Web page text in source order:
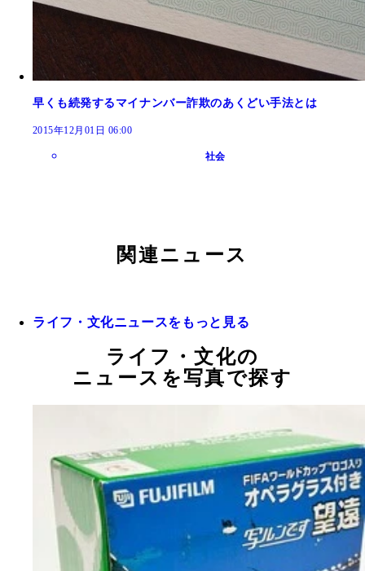
早くも続発するマイナンバー詐欺のあくどい手法とは
2015年12月01日 06:00
社会
関連ニュース
ライフ・文化ニュースをもっと見る
ライフ・文化の
ニュースを写真で探す